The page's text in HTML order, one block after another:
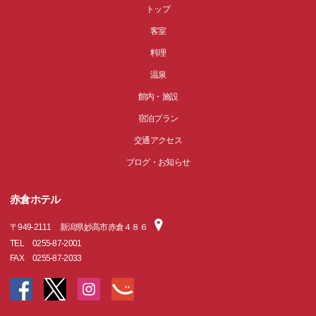
トップ
客室
料理
温泉
館内・施設
宿泊プラン
交通アクセス
ブログ・お知らせ
赤倉ホテル
〒949-2111
新潟県妙高市赤倉４８６
TEL
0255-87-2001
FAX
0255-87-2033